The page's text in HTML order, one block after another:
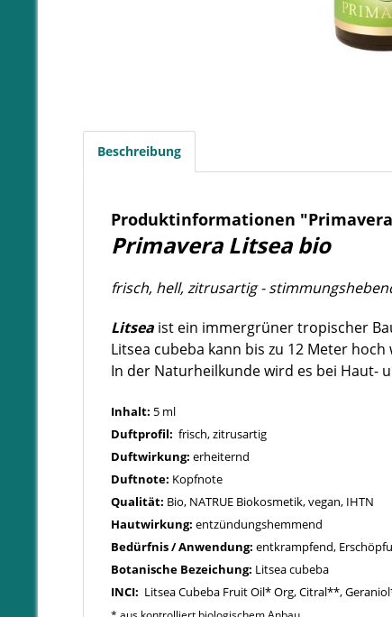
Beschreibung
Produktinformationen
Primavera Litsea bio
frisch, hell, zitrusartig -
Litsea ist ein immergrüner tropischer
Litsea cubeba kann bis zu 12 Meter hoch
In der Naturheilkunde wird es bei Haut-
Inhalt: 5 ml
Duftprofil: frisch, zitrusartig
Duftwirkung: erheiternd
Duftnote: Kopfnote
Qualität: Bio, NATRUE Biokosmetik, vegan, IHTN
Hautwirkung: entzündungshemmend
Bedürfnis / Anwendung: entkrampfend,
Botanische Bezeichung: Litsea cubeba
INCI: Litsea Cubeba Fruit Oil* Org, Citral**,